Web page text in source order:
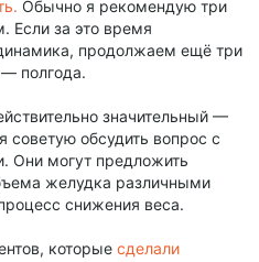
Обычно я рекомендую три
Если за это время
продолжаем ещё три
полгода.
значительный —
обсудить вопрос с
Они могут предложить
желудка различными
снижения веса.
которые сделали